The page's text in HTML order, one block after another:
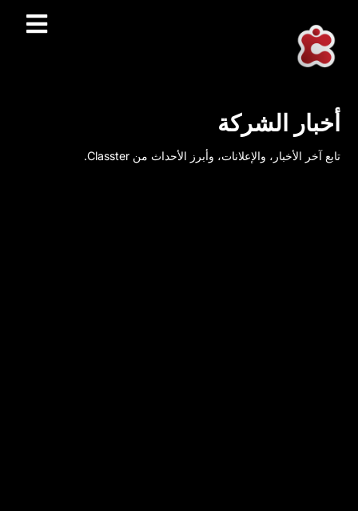
أخبار الشركة
تابع آخر الأخبار، والإعلانات، وأبرز الأحداث من Classter.